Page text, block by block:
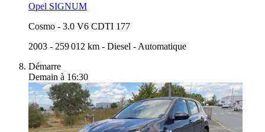
Opel SIGNUM
Cosmo - 3.0 V6 CDTI 177
2003 - 259 012 km - Diesel - Automatique
Démarre
Demain à 16:30